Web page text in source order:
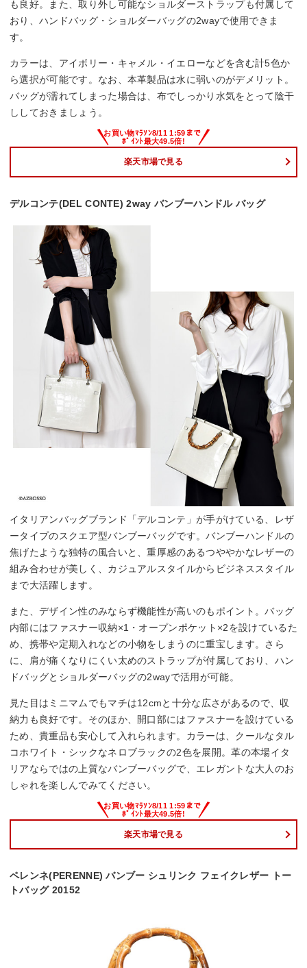
も良好。また、取り外し可能なショルダーストラップも付属して
おり、ハンドバッグ・ショルダーバッグの2wayで使用できま
す。
カラーは、アイボリー・キャメル・イエローなどを含む計5色か
ら選択が可能です。なお、本革製品は水に弱いのがデメリット。
バッグが濡れてしまった場合は、布でしっかり水気をとって陰干
ししておきましょう。
楽天市場で見る
デルコンテ(DEL CONTE) 2way バンブーハンドル バッグ
イタリアンバッグブランド「デルコンテ」が手がけている、レザ
ータイプのスクエア型バンブーバッグです。バンブーハンドルの
焦げたような独特の風合いと、重厚感のあるつややかなレザーの
組み合わせが美しく、カジュアルスタイルからビジネススタイル
まで大活躍します。
また、デザイン性のみならず機能性が高いのもポイント。バッグ
内部にはファスナー収納×1・オープンポケット×2を設けているた
め、携帯や定期入れなどの小物をしまうのに重宝します。さら
に、肩が痛くなりにくい太めのストラップが付属しており、ハン
ドバッグとショルダーバッグの2wayで活用が可能。
見た目はミニマムでもマチは12cmと十分な広さがあるので、収
納力も良好です。そのほか、開口部にはファスナーを設けている
ため、貴重品も安心して入れられます。カラーは、クールなタル
コホワイト・シックなネロブラックの2色を展開。革の本場イタ
リアならではの上質なバンブーバッグで、エレガントな大人のお
しゃれを楽しんでみてください。
楽天市場で見る
ペレンネ(PERENNE) バンブー シュリンク フェイクレザー トー
トバッグ 20152